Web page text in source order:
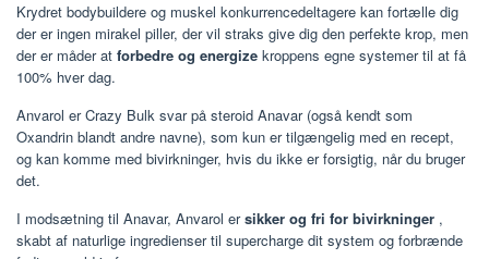
Krydret bodybuildere og muskel konkurrencedeltagere kan fortælle dig
der er ingen mirakel piller, der vil straks give dig den perfekte krop, men
der er måder at forbedre og energize kroppens egne systemer til at få
100% hver dag.
Anvarol er Crazy Bulk svar på steroid Anavar (også kendt som
Oxandrin blandt andre navne), som kun er tilgængelig med en recept,
og kan komme med bivirkninger, hvis du ikke er forsigtig, når du bruger
det.
I modsætning til Anavar, Anvarol ersikker og fri for bivirkninger ,
skabt af naturlige ingredienser til supercharge dit system og forbrænde